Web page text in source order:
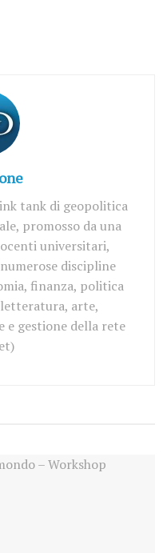
tank di geopolitica
promosso da una
universitari,
discipline
finanza, politica
arte,
e gestione della rete